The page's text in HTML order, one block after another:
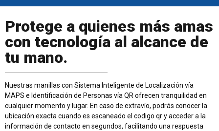
Protege a quienes más amas
con tecnología al alcance de
tu mano.
Nuestras manillas con Sistema Inteligente de Localización vía
MAPS e Identificación de Personas vía QR ofrecen tranquilidad en
cualquier momento y lugar. En caso de extravío, podrás conocer la
ubicación exacta cuando es escaneado el codigo qr y acceder a la
información de contacto en segundos, facilitando una respuesta